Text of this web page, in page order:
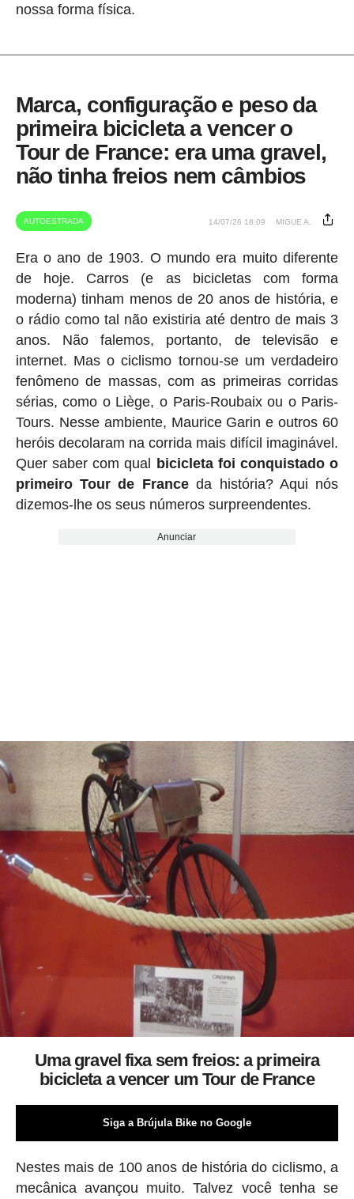
nossa forma física.
Marca, configuração e peso da
primeira bicicleta a vencer o
Tour de France: era uma gravel,
não tinha freios nem câmbios
AUTOESTRADA 14/07/26 18:09 MIGUE A.
Era o ano de 1903. O mundo era muito diferente
de hoje. Carros (e as bicicletas com forma
moderna) tinham menos de 20 anos de história, e
o rádio como tal não existiria até dentro de mais 3
anos. Não falemos, portanto, de televisão e
internet. Mas o ciclismo tornou-se um verdadeiro
fenômeno de massas, com as primeiras corridas
sérias, como o Liège, o Paris-Roubaix ou o Paris-
Tours. Nesse ambiente, Maurice Garin e outros 60
heróis decolaram na corrida mais difícil imaginável.
Quer saber com qual bicicleta foi conquistado o
primeiro Tour de Franceda história? Aqui nós
dizemos-lhe os seus números surpreendentes.
Anunciar
Uma gravel fixa sem freios: a primeira
bicicleta a vencer um Tour de France
Siga a Brújula Bike no Google
Nestes mais de 100 anos de história do ciclismo, a
mecânica avançou muito. Talvez você tenha se